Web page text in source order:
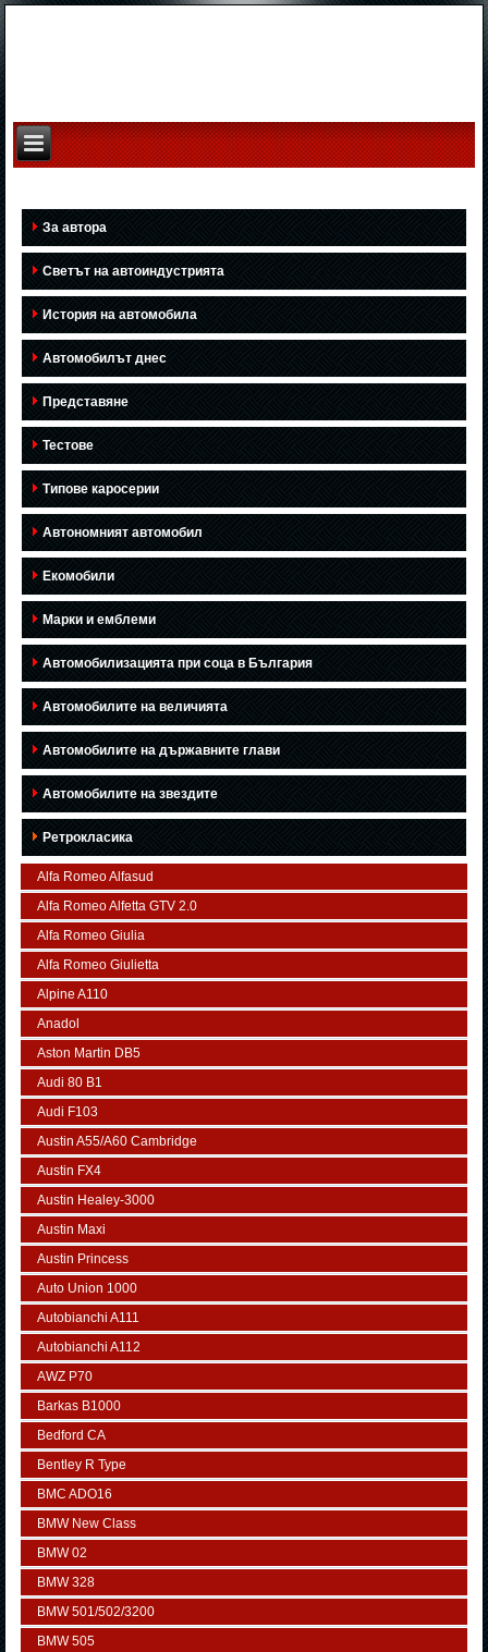
За автора
Светът на автоиндустрията
История на автомобила
Автомобилът днес
Представяне
Тестове
Типове каросерии
Автономният автомобил
Екомобили
Марки и емблеми
Автомобилизацията при соца в България
Автомобилите на величията
Автомобилите на държавните глави
Автомобилите на звездите
Ретрокласика
Alfa Romeo Alfasud
Alfa Romeo Alfetta GTV 2.0
Alfa Romeo Giulia
Alfa Romeo Giulietta
Alpine A110
Anadol
Aston Martin DB5
Audi 80 B1
Audi F103
Austin A55/A60 Cambridge
Austin FX4
Austin Healey-3000
Austin Maxi
Austin Princess
Auto Union 1000
Autobianchi A111
Autobianchi A112
AWZ P70
Barkas B1000
Bedford CA
Bentley R Type
BMC ADO16
BMW New Class
BMW 02
BMW 328
BMW 501/502/3200
BMW 505